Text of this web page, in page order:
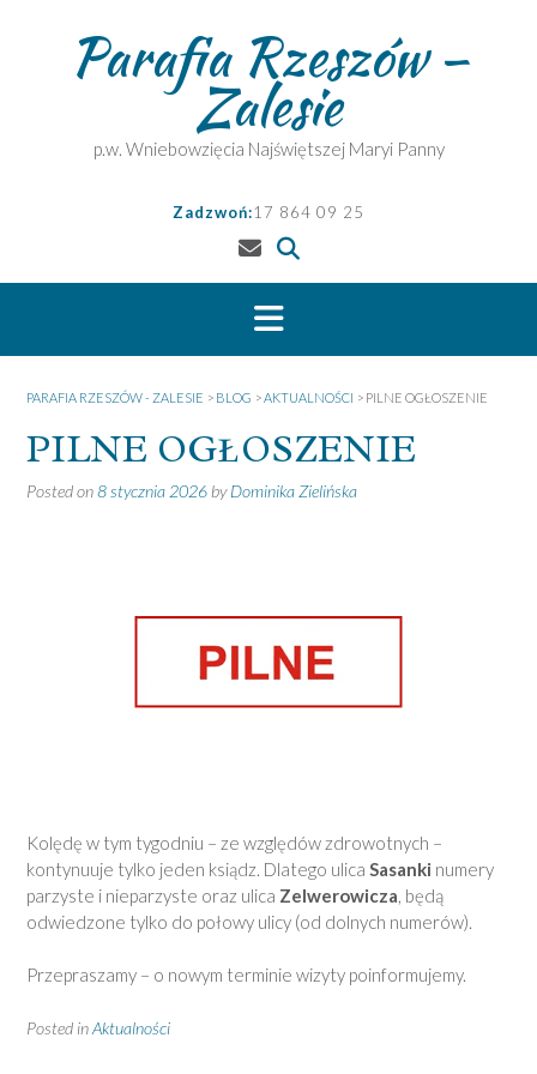
Parafia Rzeszów –
Zalesie
p.w. Wniebowzięcia Najświętszej Maryi Panny
Zadzwoń:17 864 09 25
PARAFIA RZESZÓW - ZALESIE > BLOG >AKTUALNOŚCI > PILNE OGŁOSZENIE
PILNE OGŁOSZENIE
Posted on8 stycznia 2026 byDominika Zielińska
Kolędę w tym tygodniu – ze względów zdrowotnych –
kontynuuje tylko jeden ksiądz. Dlatego ulica Sasanki numery
parzyste i nieparzyste oraz ulica Zelwerowicza , będą
odwiedzone tylko do połowy ulicy (od dolnych numerów).
Przepraszamy – o nowym terminie wizyty poinformujemy.
Posted inAktualności